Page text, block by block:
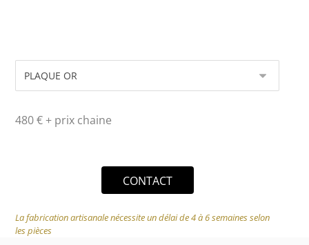
480 € + prix chaine
CONTACT
La fabrication artisanale nécessite un délai de 4 à 6 semaines selon
les pièces